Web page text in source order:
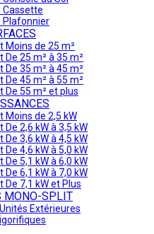
Cassette
Plafonnier
Moins de 25 m²
De 25 m² à 35 m²
De 35 m² à 45 m²
De 45 m² à 55 m²
De 55 m² et plus
Moins de 2,5 kW
De 2,6 kW à 3,5 kW
De 3,6 kW à 4,5 kW
De 4,6 kW à 5,0 kW
De 5,1 kW à 6,0 kW
De 6,1 kW à 7,0 kW
De 7,1 kW et Plus
MONO-SPLIT
Extérieures